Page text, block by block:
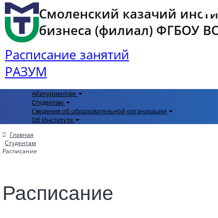
Смоленский казачий
бизнеса (филиал) ФГБОУ
Расписание занятий
РАЗУМ
Абитуриентам
Студентам
Сведения об образовательной организации
Об Институте
Главная
Студентам
Расписание
Расписание